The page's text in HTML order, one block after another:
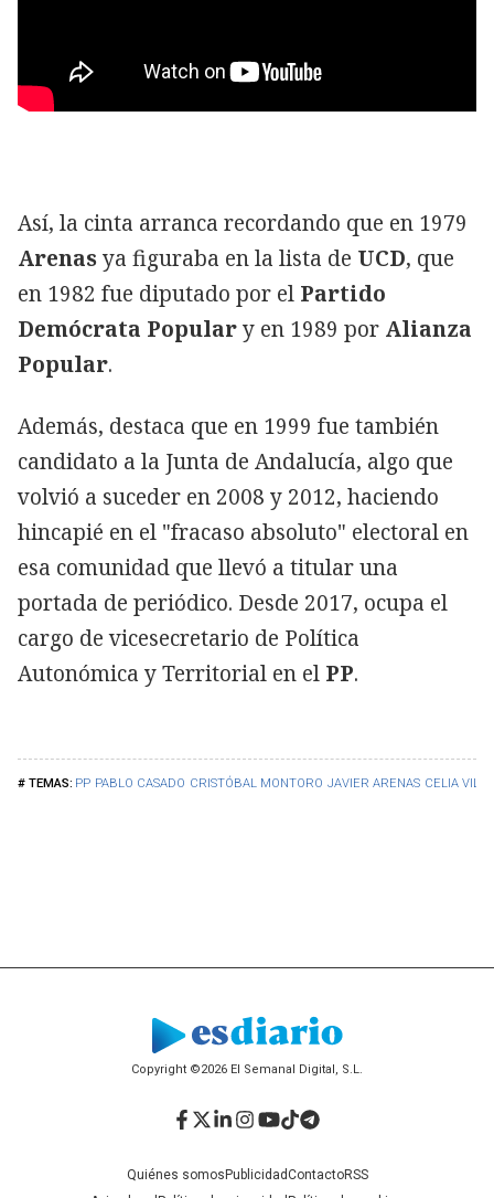
PP PABLO CASADO CRISTÓBAL MONTORO JAVIER ARENAS CELIA
Así, la cinta arranca recordando que en 1979
Arenasya figuraba en la lista de UCD, que
en 1982 fue diputado por el Partido
Demócrata Populary en 1989 por Alianza
Popular.
Además, destaca que en 1999 fue también
candidato a la Junta de Andalucía, algo que
volvió a suceder en 2008 y 2012, haciendo
hincapié en el "fracaso absoluto" electoral en
esa comunidad que llevó a titular una
portada de periódico. Desde 2017, ocupa el
cargo de vicesecretario de Política
Autonómica y Territorial en el PP.
Copyright ©2026 El Semanal Digital, S.L.
Quiénes somos PublicidadContactoRSS
Facebook
Twitter
LinkedIn
Instagram
YouTube
TikTok
Telegram